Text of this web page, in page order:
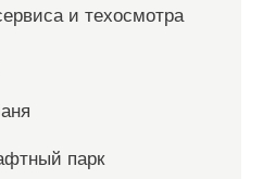
и техосмотра
парк